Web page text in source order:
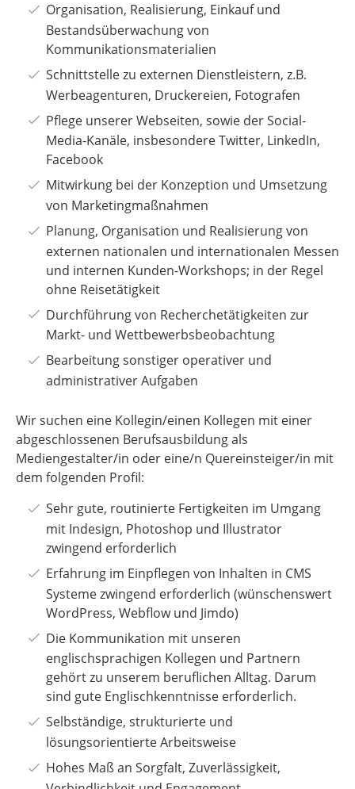
Organisation, Realisierung, Einkauf und
Bestandsüberwachung von
Kommunikationsmaterialien
Schnittstelle zu externen Dienstleistern, z.B.
Werbeagenturen, Druckereien, Fotografen
Pflege unserer Webseiten, sowie der Social-
Media-Kanäle, insbesondere Twitter, LinkedIn,
Facebook
Mitwirkung bei der Konzeption und Umsetzung
von Marketingmaßnahmen
Planung, Organisation und Realisierung von
externen nationalen und internationalen Messen
und internen Kunden-Workshops; in der Regel
ohne Reisetätigkeit
Durchführung von Recherchetätigkeiten zur
Markt- und Wettbewerbsbeobachtung
Bearbeitung sonstiger operativer und
administrativer Aufgaben
Wir suchen eine Kollegin/einen Kollegen mit einer
abgeschlossenen Berufsausbildung als
Mediengestalter/in oder eine/n Quereinsteiger/in mit
dem folgenden Profil:
Sehr gute, routinierte Fertigkeiten im Umgang
mit Indesign, Photoshop und Illustrator
zwingend erforderlich
Erfahrung im Einpflegen von Inhalten in CMS
Systeme zwingend erforderlich (wünschenswert
WordPress, Webflow und Jimdo)
Die Kommunikation mit unseren
englischsprachigen Kollegen und Partnern
gehört zu unserem beruflichen Alltag. Darum
sind gute Englischkenntnisse erforderlich.
Selbständige, strukturierte und
lösungsorientierte Arbeitsweise
Hohes Maß an Sorgfalt, Zuverlässigkeit,